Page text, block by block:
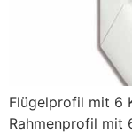
Flügelprofil mit 6
Rahmenprofil mit